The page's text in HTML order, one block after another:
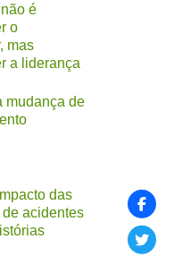
é
o
mas
a liderança
mudança de
das
acidentes